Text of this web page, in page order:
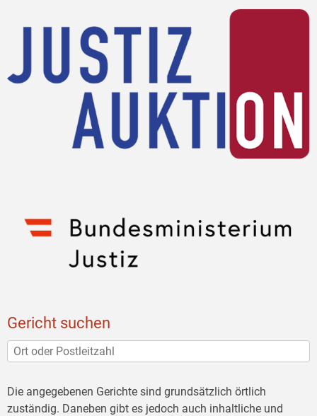
Gericht suchen
Die angegebenen Gerichte sind grundsätzlich örtlich
zuständig. Daneben gibt es jedoch auch inhaltliche und